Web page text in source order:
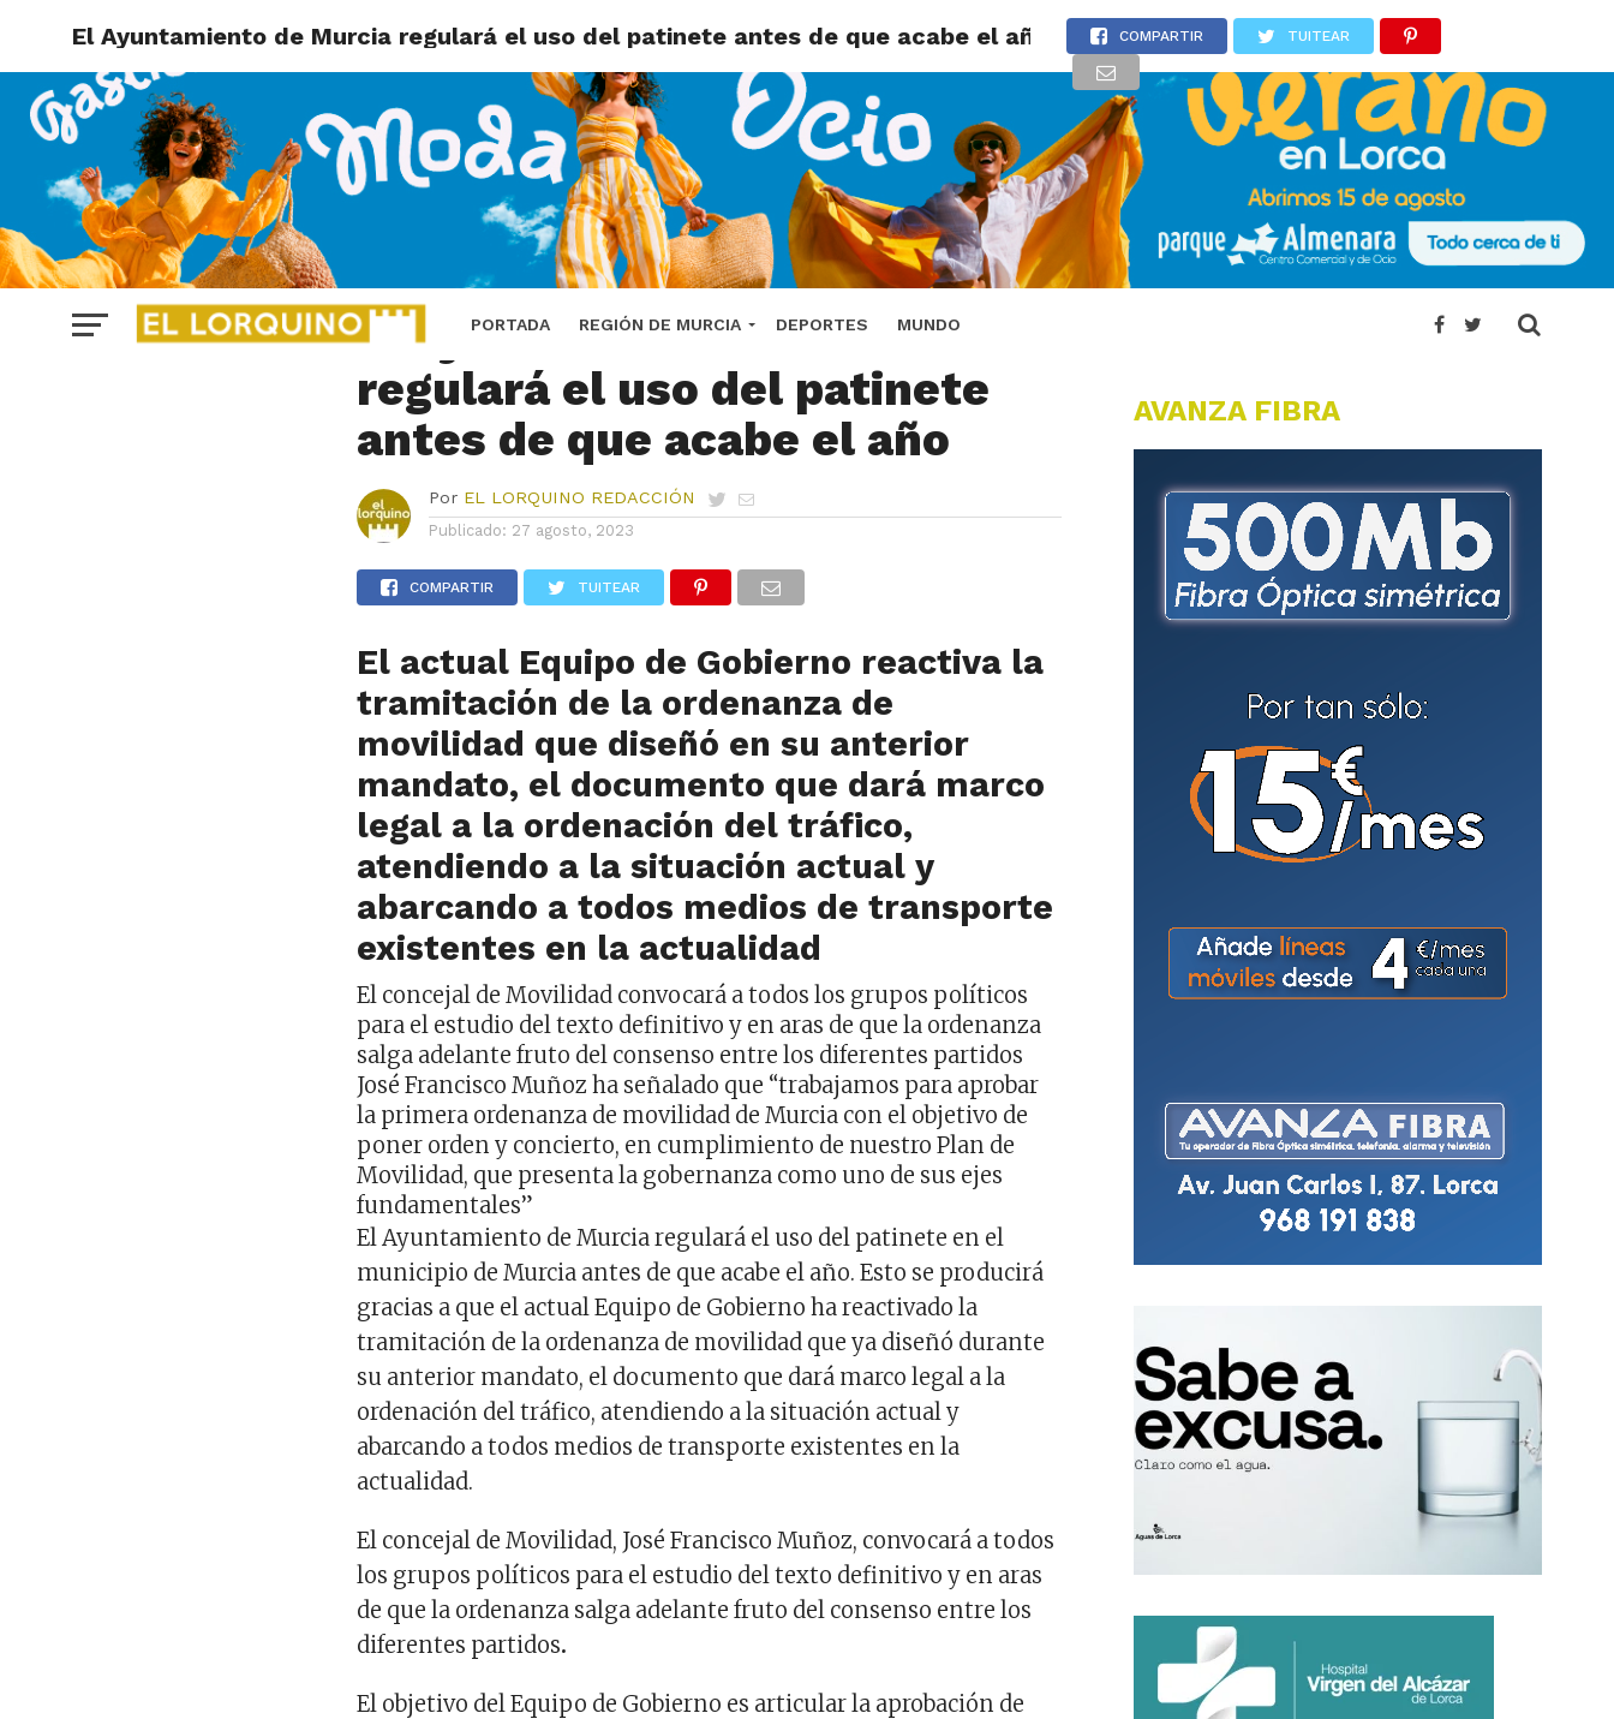
PORTADA REGIÓN DE MURCIA DEPORTES MUNDO
El Ayuntamiento de Murcia regulará el uso del patinete antes de que acabe el año COMPARTIR TUITEAR
MURCIA
El Ayuntamiento de Murcia
regulará el uso del patinete
antes de que acabe el año
Por EL LORQUINO REDACCIÓN
Publicado: 27 agosto, 2023
COMPARTIR TUITEAR
El actual Equipo de Gobierno reactiva la
tramitación de la ordenanza de
movilidad que diseñó en su anterior
mandato, el documento que dará marco
legal a la ordenación del tráfico,
atendiendo a la situación actual y
abarcando a todos medios de transporte
existentes en la actualidad
El concejal de Movilidad convocará a todos los grupos políticos
para el estudio del texto definitivo y en aras de que la ordenanza
salga adelante fruto del consenso entre los diferentes partidos
José Francisco Muñoz ha señalado que “trabajamos para aprobar
la primera ordenanza de movilidad de Murcia con el objetivo de
poner orden y concierto, en cumplimiento de nuestro Plan de
Movilidad, que presenta la gobernanza como uno de sus ejes
fundamentales”
El Ayuntamiento de Murcia regulará el uso del patinete en el
municipio de Murcia antes de que acabe el año. Esto se producirá
gracias a que el actual Equipo de Gobierno ha reactivado la
tramitación de la ordenanza de movilidad que ya diseñó durante
su anterior mandato, el documento que dará marco legal a la
ordenación del tráfico, atendiendo a la situación actual y
abarcando a todos medios de transporte existentes en la
actualidad.
El concejal de Movilidad, José Francisco Muñoz, convocará a todos
los grupos políticos para el estudio del texto definitivo y en aras
de que la ordenanza salga adelante fruto del consenso entre los
diferentes partidos.
El objetivo del Equipo de Gobierno es articular la aprobación de
AVANZA FIBRA